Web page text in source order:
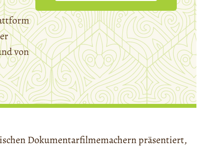
von
Dokumentarfilmemachern präsentiert,